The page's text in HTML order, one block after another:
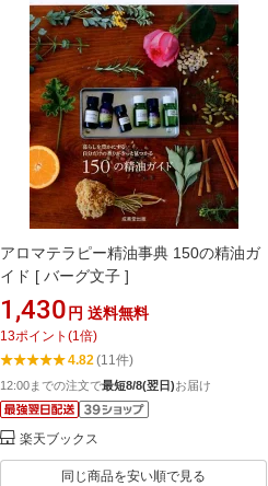
アロマテラピー精油事典 150の精油ガ
イド [ バーグ文子 ]
1,430 円 送料無料
13ポイント (1倍)
4.82(11件)
12:00までの注文で最短8/8(翌日)お届け
楽天ブックス
同じ商品を安い順で見る